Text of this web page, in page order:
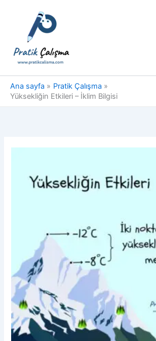
Ana sayfa
Pratik Çalışma
Yüksekliğin Etkileri – İklim Bilgisi